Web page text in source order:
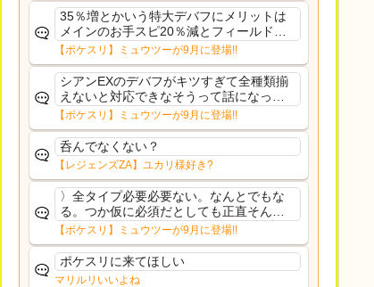
35％増とかいう特大デバフにメリットは
メインのお手スピ20％減とフィールド効
果のみフェアリーノーマルとか引いたら
まともに料理も作れないし終わり控えめ
に言ってカス
【ポケスリ】ミュウツーが9月に登場!!
シアンEXのデバフがキツすぎて全種類揃
えないと対応できなそうって話になって
るわ
【ポケスリ】ミュウツーが9月に登場!!
呑んでなくない？
【レジェンズZA】ユカリ様好き?
〉全タイプ必要必要ない。なんとでもな
る。つか仮に必須だとしても正直そんな
もんに付き合う気は無い。運営は時間の
リソースを甘く見すぎなのよ。ポケスリ
やったことないやろうなと思ってる。〉
ラピスEX最短二年後...
【ポケスリ】ミュウツーが9月に登場!!
ポケスリに来てほしい
マリルリいいよね